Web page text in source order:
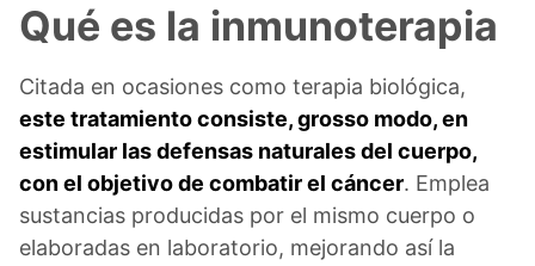
Qué es la inmunoterapia
Citada en ocasiones como terapia biológica,
este tratamiento consiste, grosso modo, en
estimular las defensas naturales del cuerpo,
con el objetivo de combatir el cáncer. Emplea
sustancias producidas por el mismo cuerpo o
elaboradas en laboratorio, mejorando así la